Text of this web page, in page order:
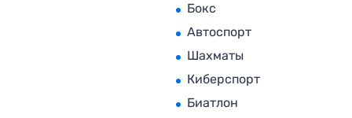
Бокс
Автоспорт
Шахматы
Киберспорт
Биатлон